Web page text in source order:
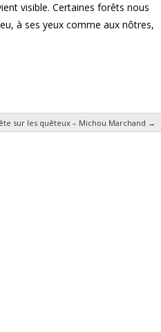
visible. Certaines forêts nous
à ses yeux comme aux nôtres,
sur les quêteux – Michou Marchand →